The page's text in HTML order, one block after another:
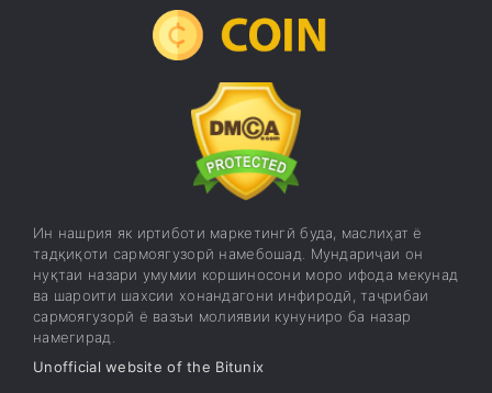
Ин нашрия як иртиботи маркетингӣ буда, маслиҳат ё
тадқиқоти сармоягузорӣ намебошад. Мундариҷаи он
нуқтаи назари умумии коршиносони моро ифода мекунад
ва шароити шахсии хонандагони инфиродӣ, таҷрибаи
сармоягузорӣ ё вазъи молиявии кунуниро ба назар
намегирад.
Unofficial website of the Bitunix